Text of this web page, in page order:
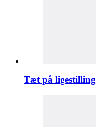
Tæt på ligestilling